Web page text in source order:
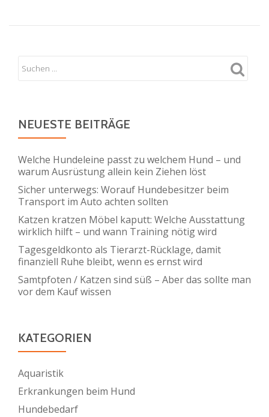
(kardiovaskuläre
–
NEUESTE BEITRÄGE
Welche Hundeleine passt zu welchem Hund – und
warum Ausrüstung allein kein Ziehen löst
Sicher unterwegs: Worauf Hundebesitzer beim
Transport im Auto achten sollten
Katzen kratzen Möbel kaputt: Welche Ausstattung
wirklich hilft – und wann Training nötig wird
Tagesgeldkonto als Tierarzt-Rücklage, damit
finanziell Ruhe bleibt, wenn es ernst wird
Samtpfoten / Katzen sind süß – Aber das sollte man
vor dem Kauf wissen
KATEGORIEN
Aquaristik
Erkrankungen beim Hund
Hundebedarf